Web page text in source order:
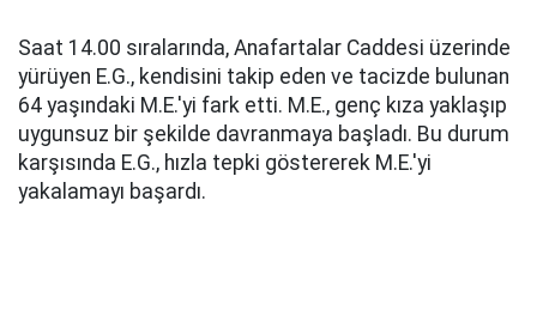
Saat 14.00 sıralarında, Anafartalar Caddesi üzerinde
yürüyen E.G., kendisini takip eden ve tacizde bulunan
64 yaşındaki M.E.'yi fark etti. M.E., genç kıza yaklaşıp
uygunsuz bir şekilde davranmaya başladı. Bu durum
karşısında E.G., hızla tepki göstererek M.E.'yi
yakalamayı başardı.